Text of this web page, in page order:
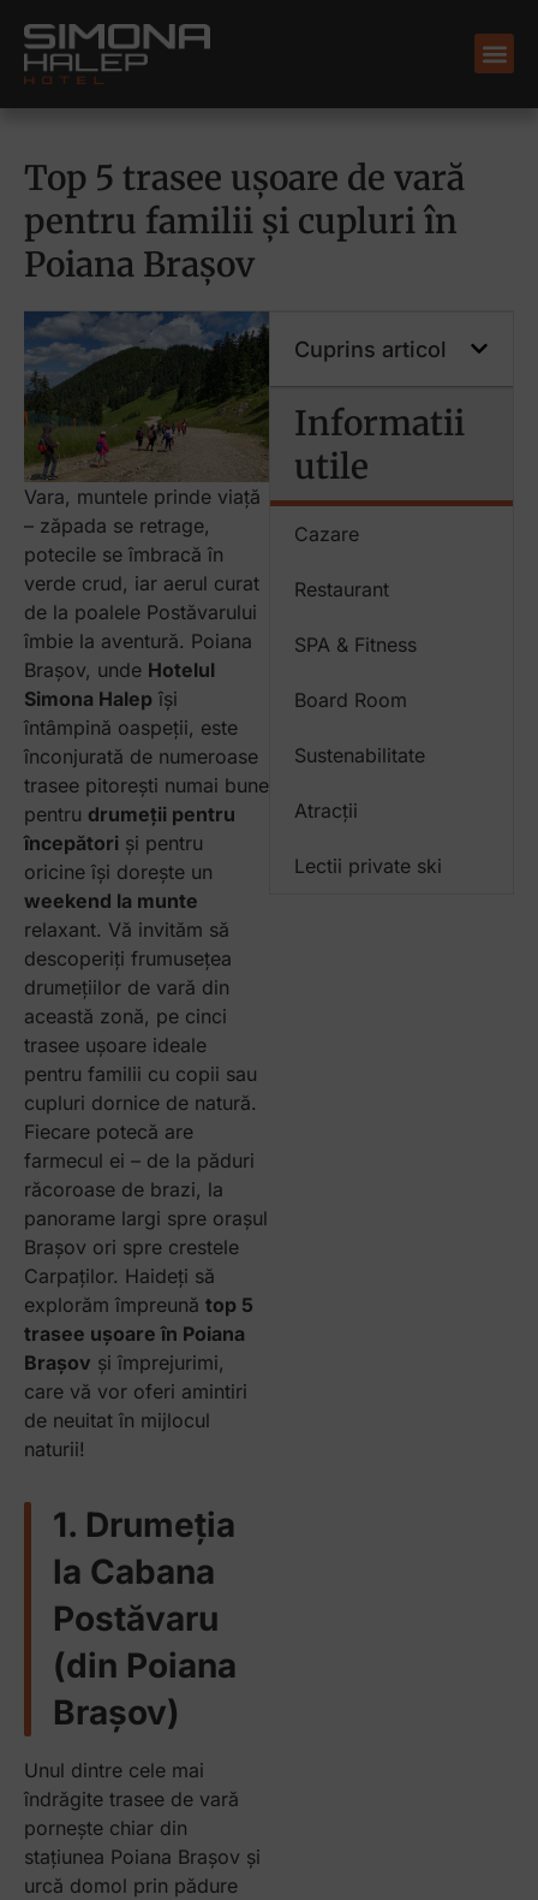
Top 5 trasee ușoare de vară
pentru familii și cupluri în
Poiana Brașov
Vara, muntele prinde viață
– zăpada se retrage,
potecile se îmbracă în
verde crud, iar aerul curat
de la poalele Postăvarului
îmbie la aventură. Poiana
Brașov, unde Hotelul
Simona Halep își
întâmpină oaspeții, este
înconjurată de numeroase
trasee pitorești numai bune
pentru drumeții pentru
începători și pentru
oricine își dorește un
weekend la munte
relaxant. Vă invităm să
descoperiți frumusețea
drumețiilor de vară din
această zonă, pe cinci
trasee ușoare ideale
pentru familii cu copii sau
cupluri dornice de natură.
Fiecare potecă are
farmecul ei – de la păduri
răcoroase de brazi, la
panorame largi spre orașul
Brașov ori spre crestele
Carpaților. Haideți să
explorăm împreună top 5
trasee ușoare în Poiana
Brașov și împrejurimi,
care vă vor oferi amintiri
de neuitat în mijlocul
naturii!
1. Drumeția
la Cabana
Postăvaru
(din Poiana
Brașov)
Unul dintre cele mai
îndrăgite trasee de vară
pornește chiar din
stațiunea Poiana Brașov și
urcă domol prin pădure
Cuprins articol
Informatii
utile
Cazare
Restaurant
SPA & Fitness
Board Room
Sustenabilitate
Atracții
Lectii private ski